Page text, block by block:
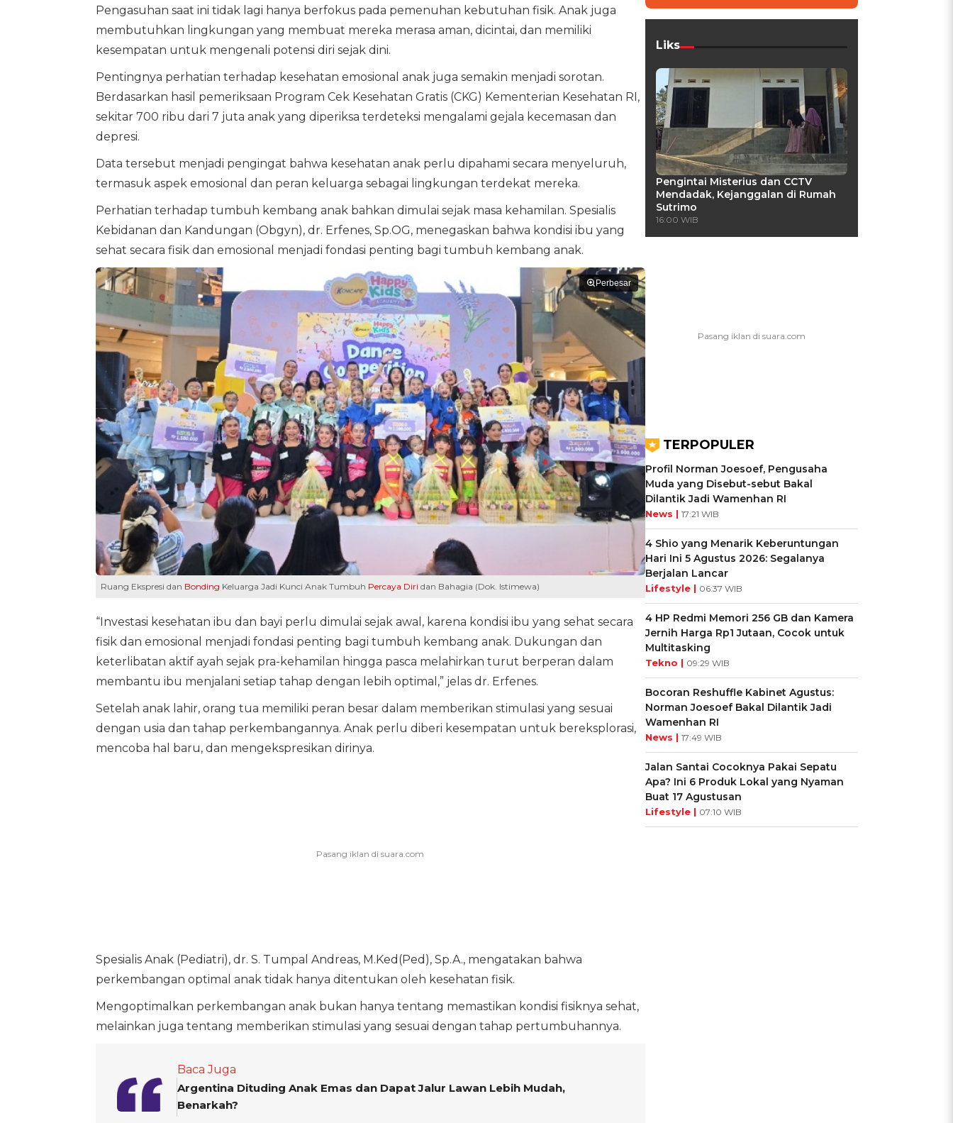
Pengasuhan saat ini tidak lagi hanya berfokus pada pemenuhan kebutuhan fisik. Anak juga
membutuhkan lingkungan yang membuat mereka merasa aman, dicintai, dan memiliki
kesempatan untuk mengenali potensi diri sejak dini.
Pentingnya perhatian terhadap kesehatan emosional anak juga semakin menjadi sorotan.
Berdasarkan hasil pemeriksaan Program Cek Kesehatan Gratis (CKG) Kementerian Kesehatan RI,
sekitar 700 ribu dari 7 juta anak yang diperiksa terdeteksi mengalami gejala kecemasan dan
depresi.
Data tersebut menjadi pengingat bahwa kesehatan anak perlu dipahami secara menyeluruh,
termasuk aspek emosional dan peran keluarga sebagai lingkungan terdekat mereka.
Perhatian terhadap tumbuh kembang anak bahkan dimulai sejak masa kehamilan. Spesialis
Kebidanan dan Kandungan (Obgyn), dr. Erfenes, Sp.OG, menegaskan bahwa kondisi ibu yang
sehat secara fisik dan emosional menjadi fondasi penting bagi tumbuh kembang anak.
Perbesar
Ruang Ekspresi dan Bonding Keluarga Jadi Kunci Anak Tumbuh Percaya Diri dan Bahagia (Dok. Istimewa)
“Investasi kesehatan ibu dan bayi perlu dimulai sejak awal, karena kondisi ibu yang sehat secara
fisik dan emosional menjadi fondasi penting bagi tumbuh kembang anak. Dukungan dan
keterlibatan aktif ayah sejak pra-kehamilan hingga pasca melahirkan turut berperan dalam
membantu ibu menjalani setiap tahap dengan lebih optimal,” jelas dr. Erfenes.
Setelah anak lahir, orang tua memiliki peran besar dalam memberikan stimulasi yang sesuai
dengan usia dan tahap perkembangannya. Anak perlu diberi kesempatan untuk bereksplorasi,
mencoba hal baru, dan mengekspresikan dirinya.
Spesialis Anak (Pediatri), dr. S. Tumpal Andreas, M.Ked(Ped), Sp.A., mengatakan bahwa
perkembangan optimal anak tidak hanya ditentukan oleh kesehatan fisik.
Mengoptimalkan perkembangan anak bukan hanya tentang memastikan kondisi fisiknya sehat,
melainkan juga tentang memberikan stimulasi yang sesuai dengan tahap pertumbuhannya.
Baca Juga
Argentina Dituding Anak Emas dan Dapat Jalur Lawan Lebih Mudah,
Benarkah?
Liks
Pengintai Misterius dan CCTV
Mendadak, Kejanggalan di Rumah
Sutrimo
16:00 WIB
TERPOPULER
Profil Norman Joesoef, Pengusaha
Muda yang Disebut-sebut Bakal
Dilantik Jadi Wamenhan RI
News | 17:21 WIB
4 Shio yang Menarik Keberuntungan
Hari Ini 5 Agustus 2026: Segalanya
Berjalan Lancar
Lifestyle | 06:37 WIB
4 HP Redmi Memori 256 GB dan Kamera
Jernih Harga Rp1 Jutaan, Cocok untuk
Multitasking
Tekno | 09:29 WIB
Bocoran Reshuffle Kabinet Agustus:
Norman Joesoef Bakal Dilantik Jadi
Wamenhan RI
News | 17:49 WIB
Jalan Santai Cocoknya Pakai Sepatu
Apa? Ini 6 Produk Lokal yang Nyaman
Buat 17 Agustusan
Lifestyle | 07:10 WIB